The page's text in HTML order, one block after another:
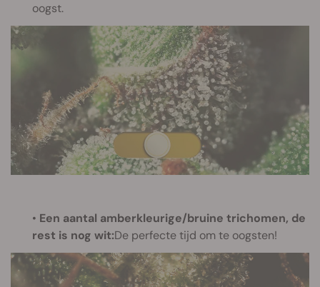
oogst.
• Een aantal amberkleurige/bruine trichomen, de
rest is nog wit:De perfecte tijd om te oogsten!